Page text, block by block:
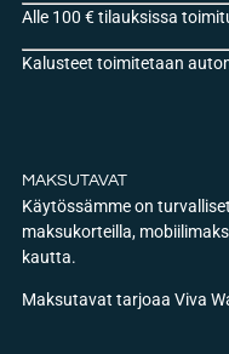
Alle 100 € tilauksissa
Kalusteet toimitetaan
MAKSUTAVAT
Käytössämme on
maksukorteilla,
kautta.
Maksutavat tarjoaa Viva